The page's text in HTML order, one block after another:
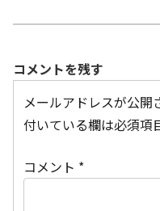
コメントを残す
メールアドレスが公開
付いている欄は必須項
コメント *